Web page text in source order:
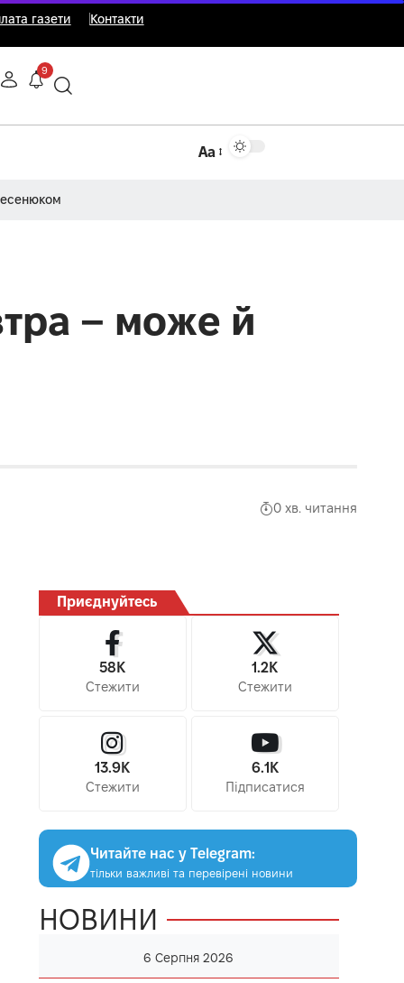
газети Контакти
9
Аа
– може й
0 хв. читання
Приєднуйтесь
58K
Стежити
1.2K
Стежити
13.9K
Стежити
6.1K
Підписатися
Читайте нас у Telegram:
тільки важливі та перевірені новини
НОВИНИ
6 Серпня 2026